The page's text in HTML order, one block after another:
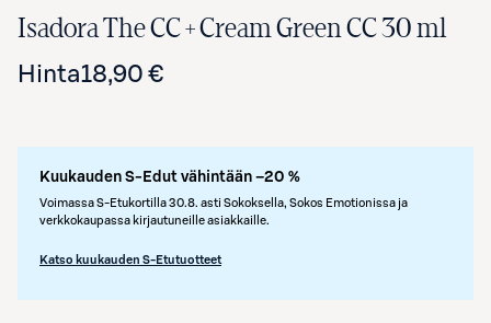
Isadora The CC + Cream Green CC 30 ml
Hinta18,90 €
Kuukauden S-Edut vähintään –20 %
Voimassa S-Etukortilla 30.8. asti Sokoksella, Sokos Emotionissa ja
verkkokaupassa kirjautuneille asiakkaille.
Katso kuukauden S-Etutuotteet